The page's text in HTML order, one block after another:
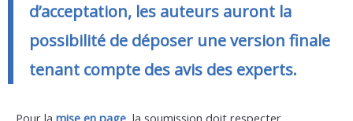
d’acceptation, les auteurs auront la
possibilité de déposer une version finale
tenant compte des avis des experts.
Pour la mise en page, la soumission doit respecter